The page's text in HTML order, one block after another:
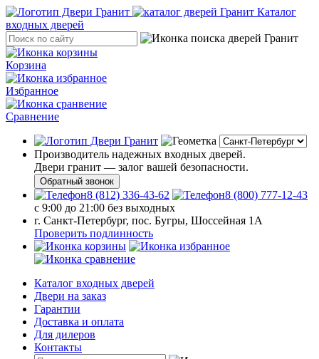
Каталог
входных дверей
Корзина
Избранное
Сравнение
Производитель надежных входных дверей.
Двери гранит — залог вашей безопасности.
Обратный звонок
8 (812) 336-43-62
8 (800) 777-12-43
с 9:00 до 21:00 без выходных
г. Санкт-Петербург, пос. Бугры, Шоссейная 1А
Проверить подлинность
Каталог входных дверей
Двери на заказ
Гарантии
Доставка и оплата
Для дилеров
Контакты